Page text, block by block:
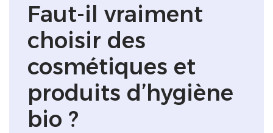
Faut-il vraiment
choisir des
cosmétiques et
produits d’hygiène
bio ?